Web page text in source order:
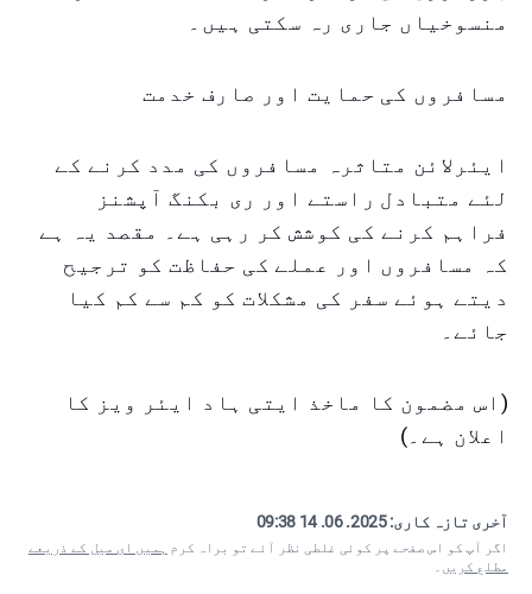
منسوخیاں جاری رہ سکتی ہیں۔
مسافروں کی حمایت اور صارف خدمت
ایئرلائن متاثرہ مسافروں کی مدد کرنے کے
لئے متبادل راستے اور ری بکنگ آپشنز
فراہم کرنے کی کوشش کر رہی ہے۔ مقصد یہ ہے
کہ مسافروں اور عملے کی حفاظت کو ترجیح
دیتے ہوئے سفر کی مشکلات کو کم سے کم کیا
جائے۔
(اس مضمون کا ماخذ ایتی ہاد ایئر ویز کا
اعلان ہے۔)
آخری تازہ کاری:2025. 06. 14 09:38
اگر آپ کو اس صفحے پر کوئی غلطی نظر آئے تو براہ کرم ہمیں ای میل کے ذریعے
مطلع کریں ۔